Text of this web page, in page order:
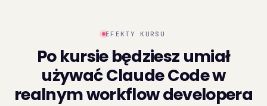
EFEKTY KURSU
Po kursie będziesz umiał
używać Claude Code w
realnym workflow developera